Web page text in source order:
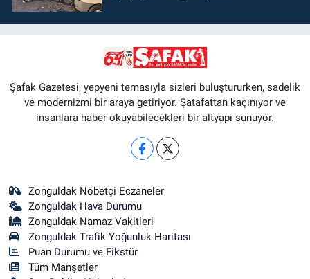
Şafak Gazetesi, yepyeni temasıyla sizleri buluştururken, sadelik
ve modernizmi bir araya getiriyor. Şatafattan kaçınıyor ve
insanlara haber okuyabilecekleri bir altyapı sunuyor.
Zonguldak Nöbetçi Eczaneler
Zonguldak Hava Durumu
Zonguldak Namaz Vakitleri
Zonguldak Trafik Yoğunluk Haritası
Puan Durumu ve Fikstür
Tüm Manşetler